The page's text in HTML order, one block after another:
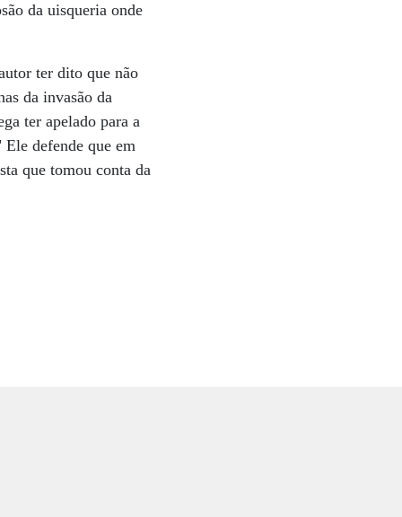
da uisqueria onde
ter dito que não
da invasão da
ter apelado para a
defende que em
que tomou conta da